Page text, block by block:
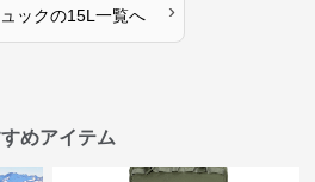
ックの15L 一覧へ ›
めアイテム